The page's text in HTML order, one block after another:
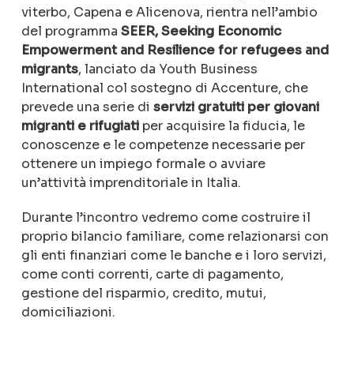
viterbo, Capena e Alicenova, rientra nell’ambio
del programma SEER, Seeking Economic
Empowerment and Resilience for refugees and
migrants, lanciato da Youth Business
International col sostegno di Accenture, che
prevede una serie di servizi gratuiti per giovani
migranti e rifugiatiper acquisire la fiducia, le
conoscenze e le competenze necessarie per
ottenere un impiego formale o avviare
un’attività imprenditoriale in Italia.
Durante l’incontro vedremo come costruire il
proprio bilancio familiare, come relazionarsi con
gli enti finanziari come le banche e i loro servizi,
come conti correnti, carte di pagamento,
gestione del risparmio, credito, mutui,
domiciliazioni.